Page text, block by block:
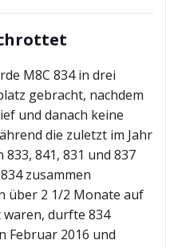
M8C 834 in drei
gebracht, nachdem
und danach keine
die zuletzt im Jahr
841, 831 und 837
zusammen
über 2 1/2 Monate auf
durfte 834
Februar 2016 und